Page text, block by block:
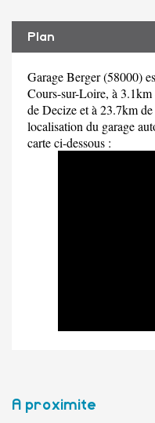
Plan
Garage Berger (58000)
Cours-sur-Loire, à
de Decize et à 23.7km
localisation du garage
carte ci-dessous :
A proximite